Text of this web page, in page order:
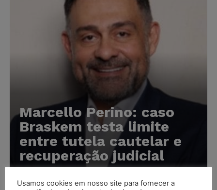
Marcello Perino: caso
Braskem testa limite
entre tutela cautelar e
recuperação judicial
Usamos cookies em nosso site para fornecer a